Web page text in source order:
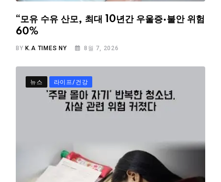
“모유 수유 산모, 최대 10년간 우울증·불안 위험
60%
BY K.A TIMES NY 8월 7, 2026
뉴스 라이프/건강